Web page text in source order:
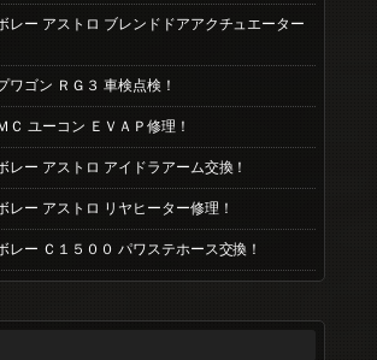
レー アストロ ブレンドドアアクチュエーター
ワゴン ＲＧ３ 車検点検！
Ｃ ユーコン ＥＶＡＰ修理！
レー アストロ アイドラアーム交換！
レー アストロ リヤヒーター修理！
レー Ｃ１５００ パワステホース交換！